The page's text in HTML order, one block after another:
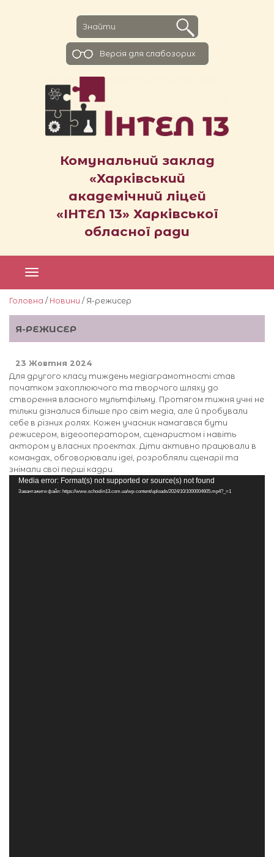
Комунальний заклад
«Харківський
академічний ліцей
«ІНТЕЛ 13» Харківської
обласної ради
Версiя для слабозорих
Головна / Новини / Я-режисер
Я-РЕЖИСЕР
23 Жовтня 2024
Для другого класу тиждень медіаграмотності став
початком захоплюючого та творчого шляху до
створення власного мультфільму. Протягом тижня учні не
тільки дізналися більше про світ медіа, але й пробували
себе в різних ролях. Кожен учасник намагався бути
режисером, відеооператором, сценаристом і навіть
актором у власних проектах. Діти активно працювали в
командах, обговорювали ідеї, розробляли сценарії та
знімали свої перші кадри.
Відеопрогравач
Media error: Format(s) not supported or source(s) not found
Завантажити файл: https://www.schoolin13.com.ua/wp-content/uploads/2024/10/1000004605.mp4?_=1